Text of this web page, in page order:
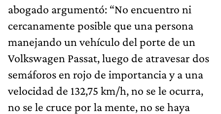
abogado argumentó: “No encuentro ni
cercanamente posible que una persona
manejando un vehículo del porte de un
Volkswagen Passat, luego de atravesar dos
semáforos en rojo de importancia y a una
velocidad de 132,75 km/h, no se le ocurra,
no se le cruce por la mente, no se haya